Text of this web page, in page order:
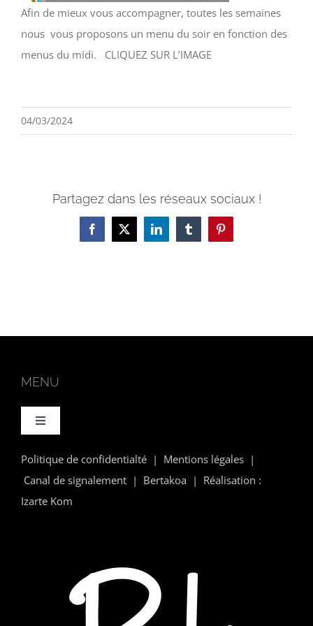
Afin de mieux vous accompagner, toutes les semaines
nous vous proposons un menu du soir en fonction des
menus du midi. CLIQUEZ SUR L’IMAGE
04/03/2024
Partagez dans les réseaux sociaux !
Facebook
X LinkedInTumblrPinterest
MENU
Toggle
ACCUEIL
PRODUCTEURS LOCAUX
Politique de confidentialté| Mentions légales|
Canal de signalement| Bertakoa | Réalisation :
Izarte Kom